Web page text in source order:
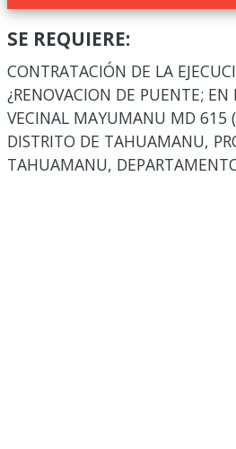
SE REQUIERE:
CONTRATACIÓN DE LA
¿RENOVACION DE PUENTE;
VECINAL MAYUMANU MD 615
DISTRITO DE TAHUAMANU,
TAHUAMANU,